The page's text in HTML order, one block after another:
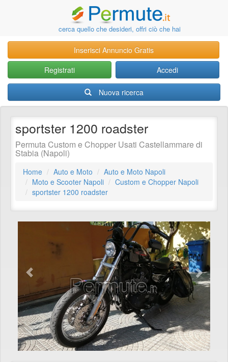
cerca quello che desideri, offri ciò che hai
Inserisci Annuncio Gratis
Registrati
Accedi
Nuova ricerca
sportster 1200 roadster
Permuta Custom e Chopper Usati Castellammare di
Stabia (Napoli)
Home Auto e Moto
Auto e Moto Napoli
Moto e Scooter Napoli
Custom e Chopper Napoli
sportster 1200 roadster